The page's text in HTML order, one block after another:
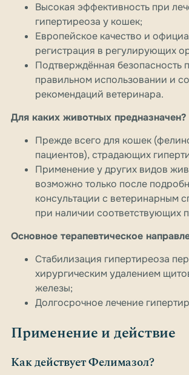
Высокая эффективность при
гипертиреоза у кошек;
Европейское качество и
регистрация в регулирующих
Подтверждённая безопасность
правильном использовании и
рекомендаций ветеринара.
Для каких животных предназначен?
Прежде всего для кошек
пациентов), страдающих
Применение у других видов
возможно только после
консультации с ветеринарным
при наличии соответствующих
Основное терапевтическое
Стабилизация гипертиреоза
хирургическим удалением
железы;
Долгосрочное лечение
Применение и действие
Как действует Фелимазол?